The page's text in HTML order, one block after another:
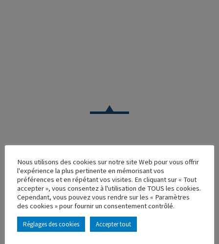
VOITURE
OPEL OLYMPIA BREAK VITREE BLANC
Réf. : 140056
Rupture de stock
Caractéristique principales :
Nous utilisons des cookies sur notre site Web pour vous offrir
l'expérience la plus pertinente en mémorisant vos
préférences et en répétant vos visites. En cliquant sur « Tout
accepter », vous consentez à l'utilisation de TOUS les cookies.
Cependant, vous pouvez vous rendre sur les « Paramètres
des cookies » pour fournir un consentement contrôlé.
Réglages des cookies Accepter tout